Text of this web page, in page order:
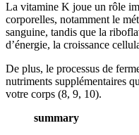
La vitamine K joue un rôle
corporelles, notamment le
sanguine, tandis que la
d’énergie, la croissance
De plus, le processus de
nutriments supplémentaires
votre corps (8, 9, 10).
summary